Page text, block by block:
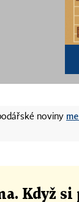
noviny
Když